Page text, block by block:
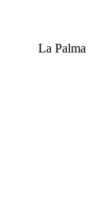
La Palma